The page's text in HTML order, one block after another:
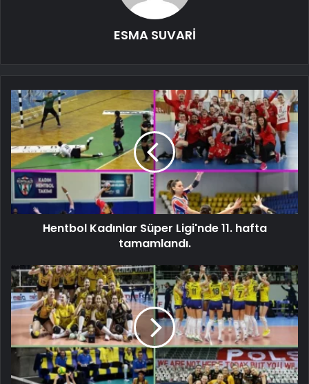
ESMA SUVARİ
Hentbol Kadınlar Süper Ligi'nde 11. hafta
tamamlandı.